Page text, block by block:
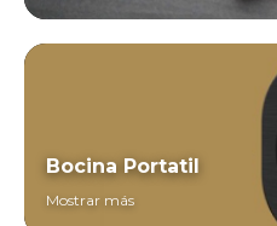
Bocina Portatil
Mostrar más